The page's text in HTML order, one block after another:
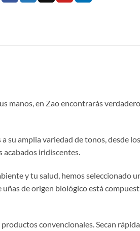
manos, en Zao encontrarás
su amplia variedad de tonos, desde
acabados iridiscentes.
y tu salud, hemos seleccionado
de origen biológico está
convencionales. Secan